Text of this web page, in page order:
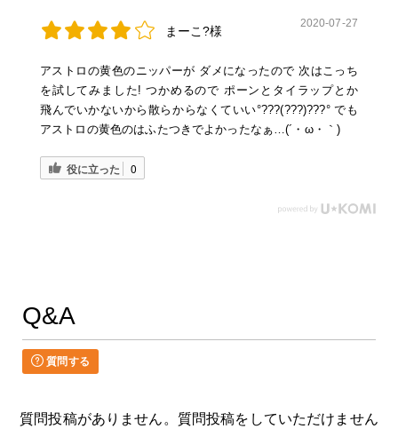
まーこ?様
2020-07-27
アストロの黄色のニッパーが ダメになったので 次はこっち
を試してみました! つかめるので ポーンとタイラップとか
飛んでいかないから散らからなくていい°???(???)???° でも
アストロの黄色のはふたつきでよかったなぁ…(´・ω・｀)
役に立った 0
Q&A
質問する
質問投稿がありません。質問投稿をしていただけません